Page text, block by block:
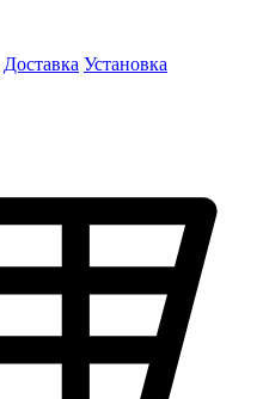
Доставка Установка